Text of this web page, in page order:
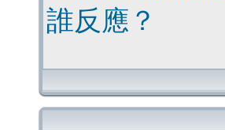
誰反應？